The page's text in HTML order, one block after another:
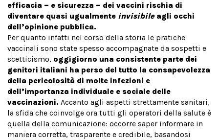
efficacia – e sicurezza – dei vaccini rischia di
diventare quasi ugualmente invisibile agli occhi
dell’opinione pubblica.
Per quanto infatti nel corso della storia le pratiche
vaccinali sono state spesso accompagnate da sospetti e
scetticismo, oggigiorno una consistente parte dei
genitori italiani ha perso del tutto la consapevolezza
della pericolosità di molte infezioni e
dell’importanza individuale e sociale delle
vaccinazioni. Accanto agli aspetti strettamente sanitari,
la sfida che coinvolge ora tutti gli operatori della salute è
quella della comunicazione: occorre saper informare in
maniera corretta, trasparente e credibile, basandosi